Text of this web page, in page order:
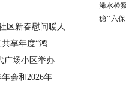
区新春慰问暖人
享年度“鸿
场小区举办
会和2026年
浠水检
稳’‘六保